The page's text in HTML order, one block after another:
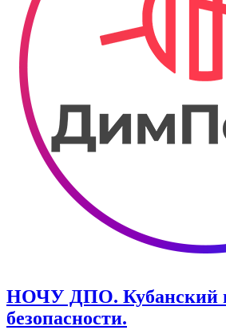
НОЧУ ДПО. Кубанский
безопасности.